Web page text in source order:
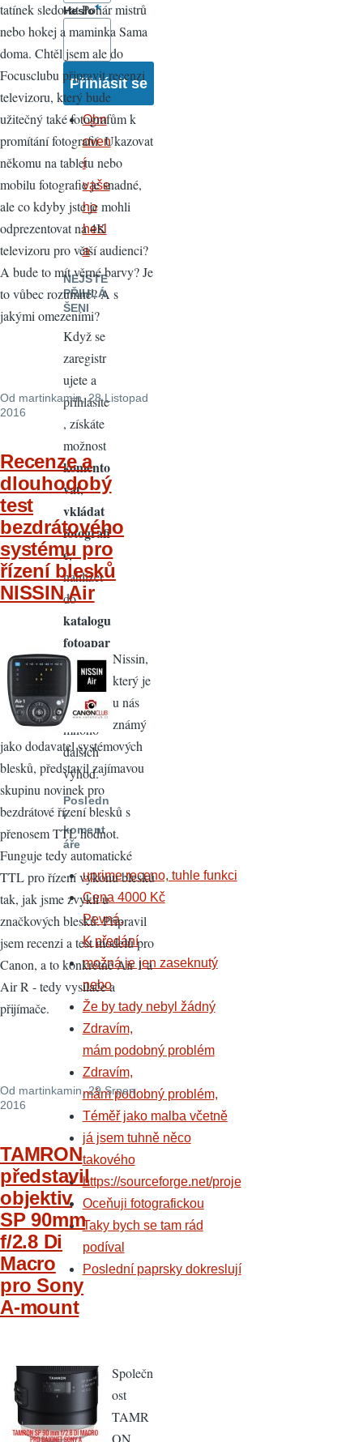
tatínek sledovat Pohár mistrů
nebo hokej a maminka Sama
doma. Chtěl jsem ale do
Focusclubu připravit recenzi
televizoru, který bude
užitečný také fotografům k
promítání fotografií. Ukazovat
někomu na tabletu nebo
mobilu fotografie je snadné,
ale co kdyby jste je mohli
odprezentovat na 4K
televizoru pro větší audienci?
A bude to mít věrné barvy? Je
to vůbec rozumné? A s
jakými omezeními?
Od martinkamin, 28 Listopad
2016
Recenze a
dlouhodobý
test
bezdrátového
systému pro
řízení blesků
NISSIN Air
Nissin,
který je
u nás
známý
jako dodavatel systémových
blesků, představil zajímavou
skupinu novinek pro
bezdrátové řízení blesků s
přenosem TTL hodnot.
Funguje tedy automatické
TTL pro řízení výkonu blesků
tak, jak jsme zvyklí u
značkových blesků. Připravil
jsem recenzi a test modelů pro
Canon, a to konkrétně Air 1 a
Air R - tedy vysílače a
přijímače.
Od martinkamin, 29 Srpen
2016
TAMRON
představil
objektiv
SP 90mm
f/2.8 Di
Macro
pro Sony
A-mount
Společn
ost
TAMR
ON
Heslo
Obn
oven
í
vaše
ho
hesl
a
NEJSTE
PŘIHLÁ
ŠENI
Když se
zaregistr
ujete a
přihlásíte
, získáte
možnost
komento
vat,
vkládat
fotografi
e,
nahlížet
do
katalogu
fotoapar
átůa
objektiv
ůa
mnoho
dalších
výhod.
Posledn
í
koment
áře
uprime receno, tuhle funkci
Cena 4000 Kč
Pevná.
K předání
možná je jen zaseknutý
nebo
Že by tady nebyl žádný
Zdravím,
mám podobný problém
Zdravím,
mám podobný problém,
Téměř jako malba včetně
já jsem tuhně něco
takového
https://sourceforge.net/proje
Oceňuji fotografickou
Taky bych se tam rád
podíval
Poslední paprsky dokreslují